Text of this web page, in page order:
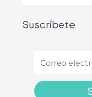
Suscríbete